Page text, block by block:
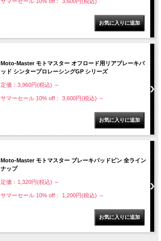
Moto-Master モトマスター オフロード用リアブレーキパ
ッド シンタープロレーシングGP シリーズ
定価：3,960円(税込) ～
サマーセール 10% off： 3,600円(税込) ～
Moto-Master モトマスター ブレーキパッドピン 全ライン
ナップ
定価：1,320円(税込) ～
サマーセール 10% off： 1,200円(税込) ～